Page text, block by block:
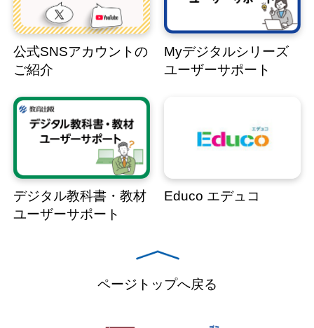
公式SNSアカウントの
ご紹介
Myデジタルシリーズ
ユーザーサポート
デジタル教科書・教材
ユーザーサポート
Educo エデュコ
ページトップへ戻る